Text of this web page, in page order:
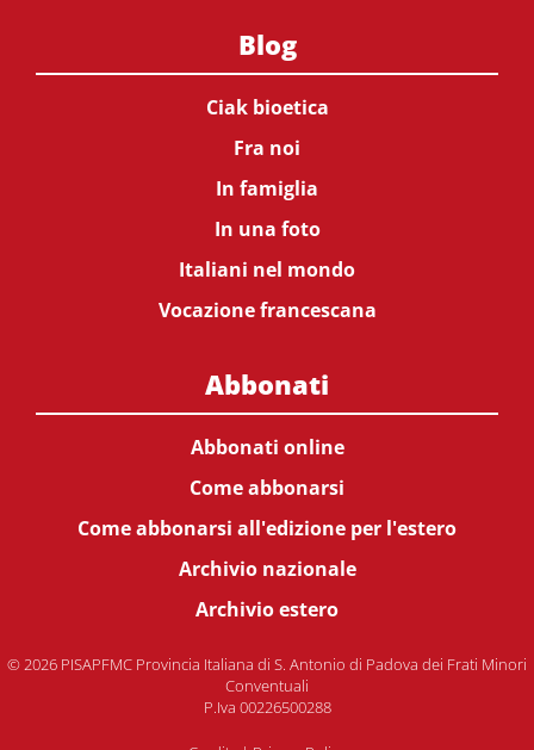
Blog
Ciak bioetica
Fra noi
In famiglia
In una foto
Italiani nel mondo
Vocazione francescana
Abbonati
Abbonati online
Come abbonarsi
Come abbonarsi all'edizione per l'estero
Archivio nazionale
Archivio estero
© 2026 PISAPFMC Provincia Italiana di S. Antonio di Padova dei Frati Minori
Conventuali
P.Iva 00226500288